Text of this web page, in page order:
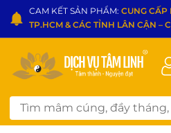
CAM KẾT SẢN PHẨM: CUNG CẤP
TP.HCM & CÁC TỈNH LÂN CẬN –